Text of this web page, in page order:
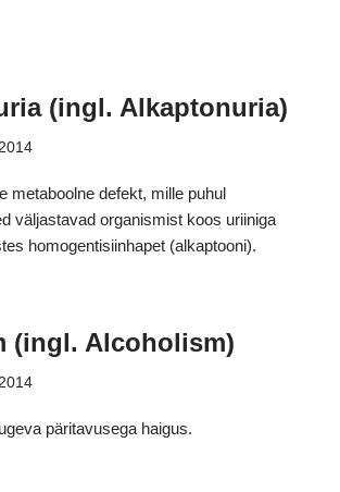
(ingl. Alkaptonuria)
metaboolne defekt, mille puhul
väljastavad organismist koos uriiniga
homogentisiinhapet (alkaptooni).
(ingl. Alcoholism)
päritavusega haigus.